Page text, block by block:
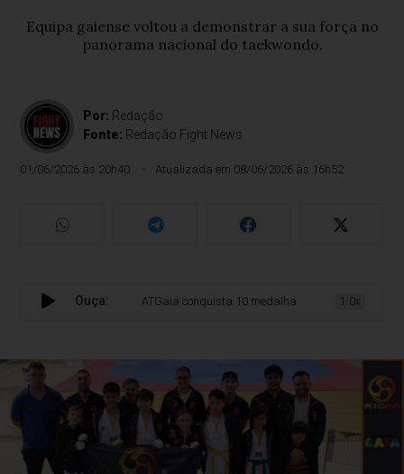
Equipa gaiense voltou a demonstrar a sua força no
panorama nacional do taekwondo.
Por: Redação
Fonte: Redação Fight News
01/06/2026 às 20h40 Atualizada em 08/06/2026 às 16h52
Ouça:ATGaia conquista 10 medalhas e vice-campeonato
1.0x